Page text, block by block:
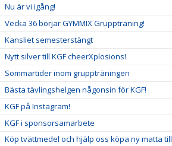
Nu är vi igång!
Vecka 36 börjar GYMMIX Gruppträning!
Kansliet semesterstängt
Nytt silver till KGF cheerXplosions!
Sommartider inom gruppträningen
Bästa tävlingshelgen någonsin för KGF!
KGF på Instagram!
KGF i sponsorsamarbete
Köp tvättmedel och hjälp oss köpa ny matta till